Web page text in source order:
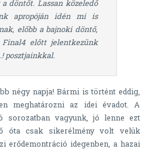
döntőt. Lassan közeledő
apropóján idén mi is
előbb a bajnoki döntő,
előtt jelentkezünk
posztjainkkal.
négy napja! Bármi is történt eddig,
meghatározni az idei évadot. A
sorozatban vagyunk, jó lenne ezt
óta csak sikerélmény volt velük
erődemontráció idegenben, a hazai